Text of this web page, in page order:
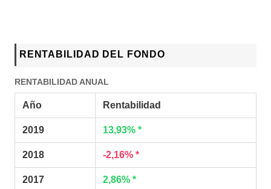
RENTABILIDAD DEL FONDO
RENTABILIDAD ANUAL
Año Rentabilidad
2019 13,93% *
2018 -2,16% *
2017 2,86% *